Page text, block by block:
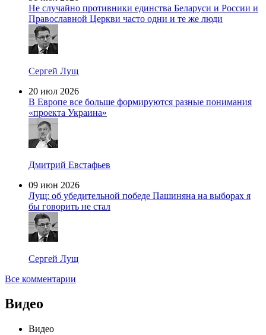
Не случайно противники единства Беларуси и России и
Православной Церкви часто одни и те же люди
Сергей Лущ
20 июл 2026
В Европе все больше формируются разные понимания
«проекта Украина»
Дмитрий Евстафьев
09 июн 2026
Лущ: об убедительной победе Пашиняна на выборах я
бы говорить не стал
Сергей Лущ
Все комментарии
Видео
Видео